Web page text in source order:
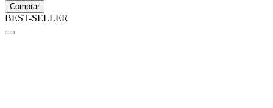
Comprar
BEST-SELLER